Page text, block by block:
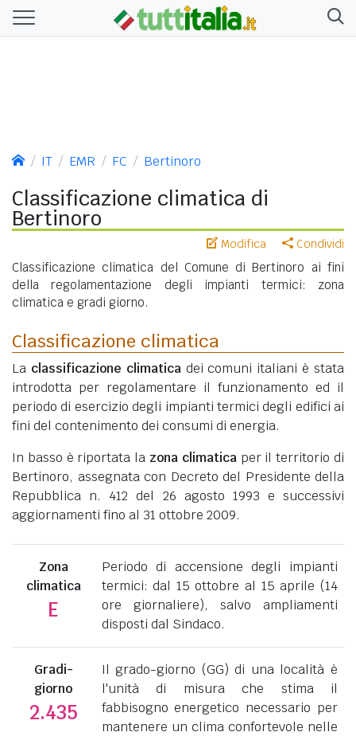
IT EMR FC Bertinoro
Classificazione climatica di
Bertinoro
Modifica Condividi
Classificazione climatica del Comune di Bertinoro ai fini
della regolamentazione degli impianti termici: zona
climatica e gradi giorno.
Classificazione climatica
La classificazione climaticadei comuni italiani è stata
introdotta per regolamentare il funzionamento ed il
periodo di esercizio degli impianti termici degli edifici ai
fini del contenimento dei consumi di energia.
In basso è riportata la zona climaticaper il territorio di
Bertinoro, assegnata con Decreto del Presidente della
Repubblica n. 412 del 26 agosto 1993 e successivi
aggiornamenti fino al 31 ottobre 2009.
Zona
climatica
E
Periodo di accensione degli impianti
termici: dal 15 ottobre al 15 aprile (14
ore giornaliere), salvo ampliamenti
disposti dal Sindaco.
Gradi-
giorno
2.435
Il grado-giorno (GG) di una località è
l'unità di misura che stima il
fabbisogno energetico necessario per
mantenere un clima confortevole nelle